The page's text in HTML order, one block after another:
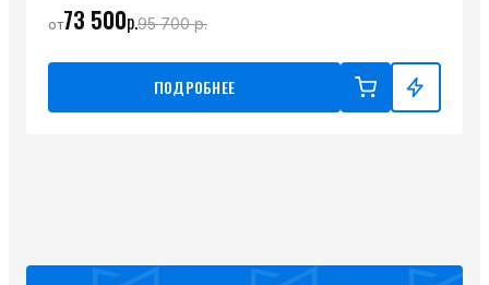
от73 500р.95 700р.
ПОДРОБНЕЕ